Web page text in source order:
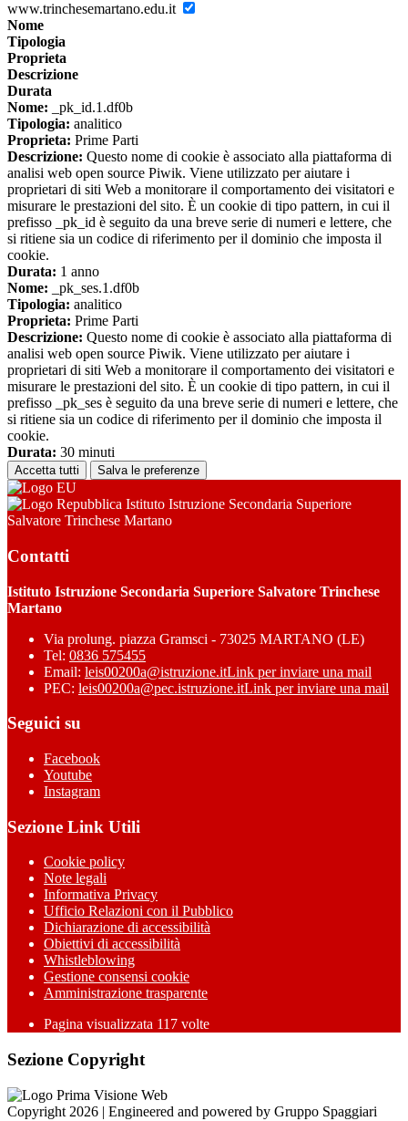
www.trinchesemartano.edu.it
Nome
Tipologia
Proprieta
Descrizione
Durata
Nome: _pk_id.1.df0b
Tipologia: analitico
Proprieta: Prime Parti
Descrizione: Questo nome di cookie è associato alla piattaforma di
analisi web open source Piwik. Viene utilizzato per aiutare i
proprietari di siti Web a monitorare il comportamento dei visitatori e
misurare le prestazioni del sito. È un cookie di tipo pattern, in cui il
prefisso _pk_id è seguito da una breve serie di numeri e lettere, che
si ritiene sia un codice di riferimento per il dominio che imposta il
cookie.
Durata: 1 anno
Nome: _pk_ses.1.df0b
Tipologia: analitico
Proprieta: Prime Parti
Descrizione: Questo nome di cookie è associato alla piattaforma di
analisi web open source Piwik. Viene utilizzato per aiutare i
proprietari di siti Web a monitorare il comportamento dei visitatori e
misurare le prestazioni del sito. È un cookie di tipo pattern, in cui il
prefisso _pk_ses è seguito da una breve serie di numeri e lettere, che
si ritiene sia un codice di riferimento per il dominio che imposta il
cookie.
Durata: 30 minuti
Accetta tutti Salva le preferenze
Istituto Istruzione Secondaria Superiore
Salvatore Trinchese Martano
Contatti
Istituto Istruzione Secondaria Superiore Salvatore Trinchese
Martano
Via prolung. piazza Gramsci - 73025 MARTANO (LE)
Tel: 0836 575455
Email: leis00200a@istruzione.itLink per inviare una mail
PEC: leis00200a@pec.istruzione.itLink per inviare una mail
Seguici su
Facebook
Youtube
Instagram
Sezione Link Utili
Cookie policy
Note legali
Informativa Privacy
Ufficio Relazioni con il Pubblico
Dichiarazione di accessibilità
Obiettivi di accessibilità
Whistleblowing
Gestione consensi cookie
Amministrazione trasparente
Pagina visualizzata 117 volte
Sezione Copyright
Copyright 2026 | Engineered and powered by Gruppo Spaggiari